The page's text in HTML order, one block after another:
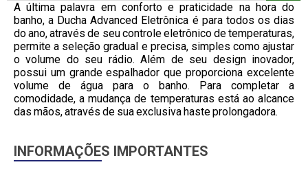
A última palavra em conforto e praticidade na hora do
banho, a Ducha Advanced Eletrônica é para todos os dias
do ano, através de seu controle eletrônico de temperaturas,
permite a seleção gradual e precisa, simples como ajustar
o volume do seu rádio. Além de seu design inovador,
possui um grande espalhador que proporciona excelente
volume de água para o banho. Para completar a
comodidade, a mudança de temperaturas está ao alcance
das mãos, através de sua exclusiva haste prolongadora.
INFORMAÇÕES IMPORTANTES